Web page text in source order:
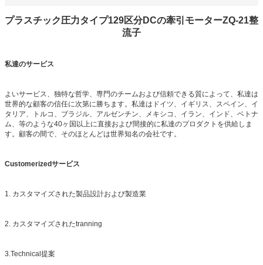
プラスチック圧力タイプ129区分DCの牽引モーターZQ-21整
流子
私達のサービス
よいサービス、独特な哲学、専門のチームおよび信頼できる質によって、私達は
世界的な顧客の信任に次第に勝ちます。私達はドイツ、イギリス、スペイン、イ
タリア、トルコ、ブラジル、アルゼンチン、メキシコ、イラン、インド、ベトナ
ム、等のような40ヶ国以上に直接および間接的に私達のプロダクトを供給しま
す。顧客の間で、そのほとんどは世界知名の会社です。
Customerizedサービス
1. カスタマイズされた製品設計および製造業
2. カスタマイズされたtranning
3.Technical提案